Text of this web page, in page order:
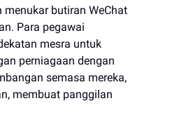
menukar butiran WeChat
Para pegawai
mesra untuk
perniagaan dengan
semasa mereka,
membuat panggilan